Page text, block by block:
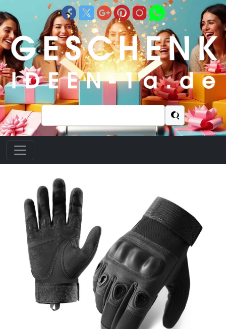
Suchen
nach: